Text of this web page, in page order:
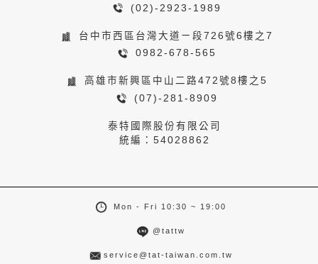
(02)-2923-1989
台中市西區台灣大道ㄧ段726號6樓之7
0982-678-565
高雄市新興區中山二路472號8樓之5
(07)-281-8909
泰特國際股份有限公司
統編：54028862
Mon - Fri 10:30 ~ 19:00
@tattw
service@tat-taiwan.com.tw